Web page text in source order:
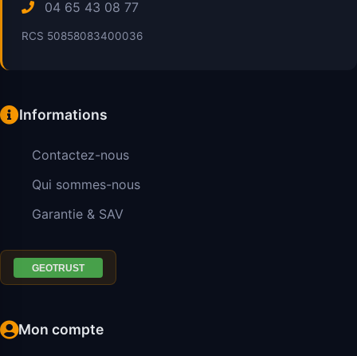
04 65 43 08 77
RCS 50858083400036
Informations
Contactez-nous
Qui sommes-nous
Garantie & SAV
Mon compte